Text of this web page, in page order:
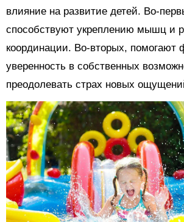
влияние на развитие детей. Во-
способствуют укреплению мышц и
координации. Во-вторых, помогают
уверенность в собственных
преодолевать страх новых